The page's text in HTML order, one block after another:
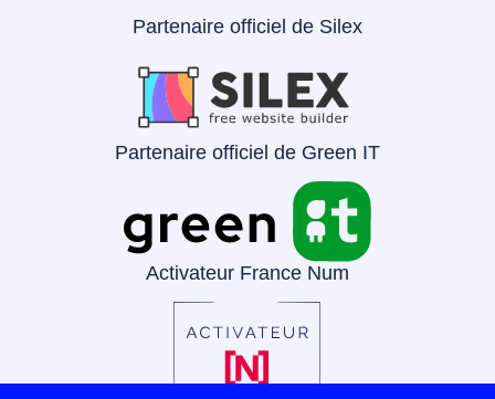
Partenaire officiel de Silex
Partenaire officiel de Green IT
Activateur France Num